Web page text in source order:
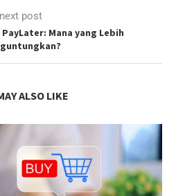
next post
Mana yang Lebih
ALSO LIKE